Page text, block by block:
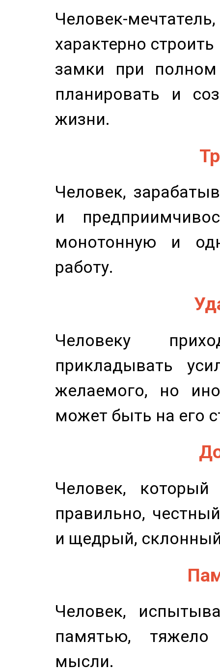
Человек-
характерно
замки при полном
планировать и
жизни.
Человек,
и
монотонную и
работу.
Человеку
прикладывать
желаемого, но
может быть на его
Человек,
правильно,
и щедрый,
Человек,
памятью,
мысли.